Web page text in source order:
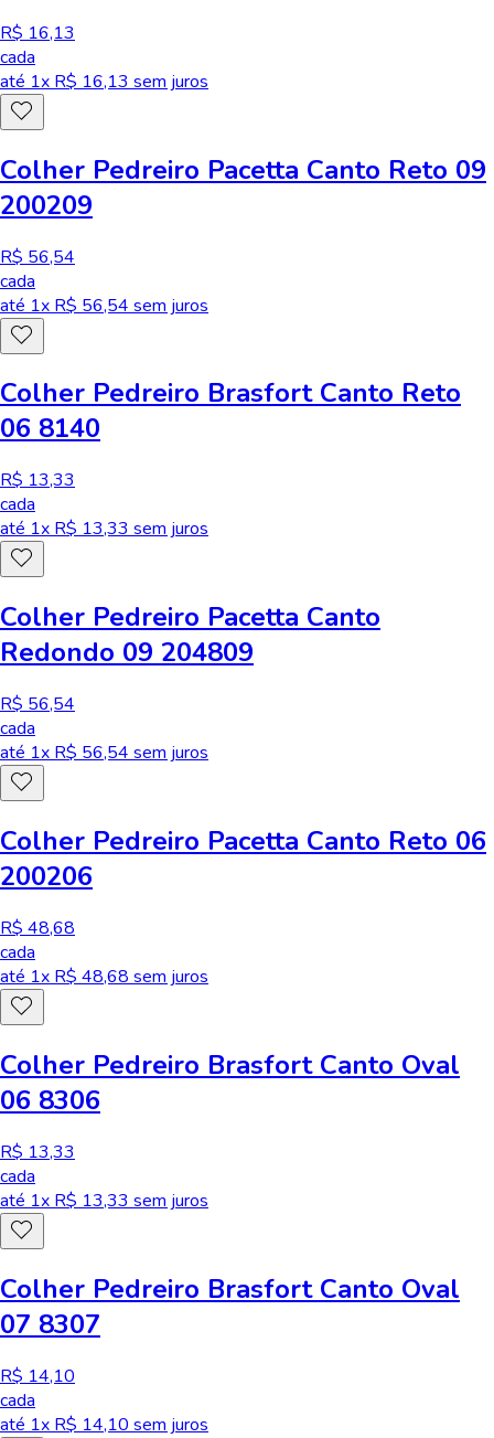
R$ 16,13
cada
até 1x R$ 16,13 sem juros
Colher Pedreiro Pacetta Canto Reto 09
200209
R$ 56,54
cada
até 1x R$ 56,54 sem juros
Colher Pedreiro Brasfort Canto Reto
06 8140
R$ 13,33
cada
até 1x R$ 13,33 sem juros
Colher Pedreiro Pacetta Canto
Redondo 09 204809
R$ 56,54
cada
até 1x R$ 56,54 sem juros
Colher Pedreiro Pacetta Canto Reto 06
200206
R$ 48,68
cada
até 1x R$ 48,68 sem juros
Colher Pedreiro Brasfort Canto Oval
06 8306
R$ 13,33
cada
até 1x R$ 13,33 sem juros
Colher Pedreiro Brasfort Canto Oval
07 8307
R$ 14,10
cada
até 1x R$ 14,10 sem juros